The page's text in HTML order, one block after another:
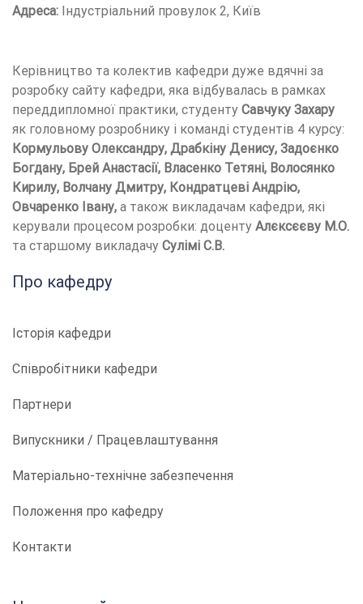
Адреса: Індустріальний провулок 2, Київ
Керівництво та колектив кафедри дуже вдячні за
розробку сайту кафедри, яка відбувалась в рамках
переддипломної практики, студенту Савчуку Захару
як головному розробнику і команді студентів 4 курсу:
Кормульову Олександру, Драбкіну Денису, Задоєнко
Богдану, Брей Анастасії, Власенко Тетяні, Волосянко
Кирилу, Волчану Дмитру, Кондратцеві Андрію,
Овчаренко Івану, а також викладачам кафедри, які
керували процесом розробки: доценту Алєксєєву М.О.
та старшому викладачу Сулімі С.В.
Про кафедру
Історія кафедри
Співробітники кафедри
Партнери
Випускники / Працевлаштування
Матеріально-технічне забезпечення
Положення про кафедру
Контакти